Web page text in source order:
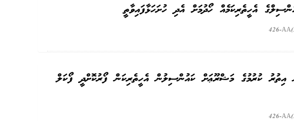
އެހީތެރިކަމެއް ހޯދުމަށް އެދި ހުށަހަޅާފައިވާތީ
426-
އިތުރު ކުރުމުގެ މަޝްރޫޢަށް ކައުންސިލުން އެހީތެރިކަން ފޯރުކޮށްދީ ފޯކަލް
426-